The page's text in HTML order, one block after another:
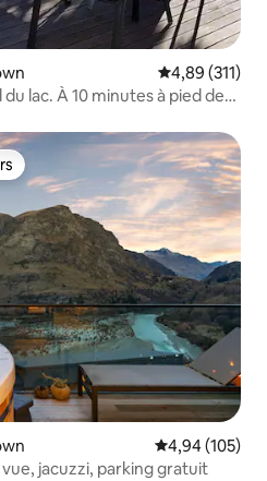
Évaluation
4,89 (311)
lac. À 10 minutes à pied de
les plus appréciés
Évaluation
4,94 (105)
jacuzzi, parking gratuit